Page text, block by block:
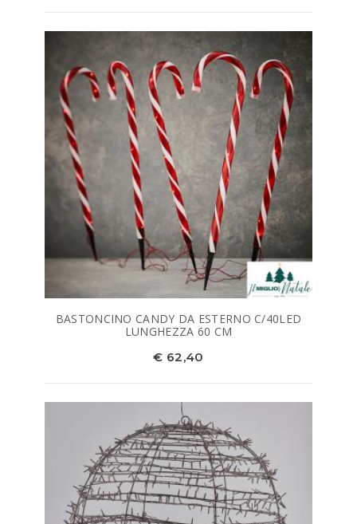
BASTONCINO CANDY DA ESTERNO C/40LED
LUNGHEZZA 60 CM
€ 62,40